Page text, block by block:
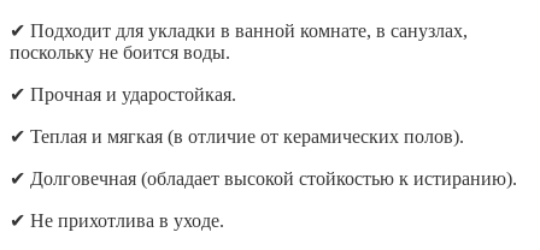
✔ Подходит для укладки в ванной комнате, в санузлах,
поскольку не боится воды.
✔ Прочная и ударостойкая.
✔ Теплая и мягкая (в отличие от керамических полов).
✔ Долговечная (обладает высокой стойкостью к истиранию).
✔ Не прихотлива в уходе.